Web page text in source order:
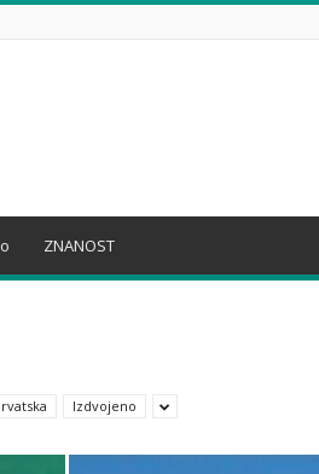
ZNANOST
Izdvojeno